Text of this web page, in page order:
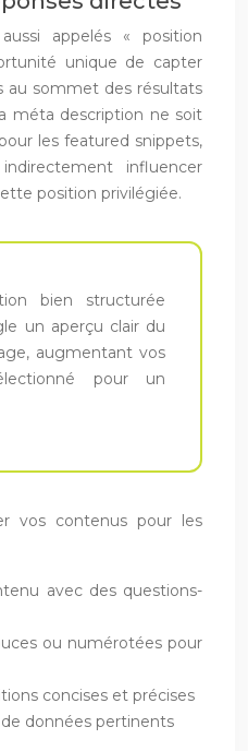
appelés « position
unique de capter
au sommet des résultats
méta description ne soit
les featured snippets,
influencer
position privilégiée.
bien structurée
un aperçu clair du
augmentant vos
pour un
vos contenus pour les
avec des questions-
ou numérotées pour
concises et précises
données pertinents